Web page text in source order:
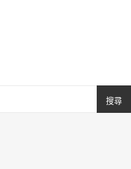
搜尋